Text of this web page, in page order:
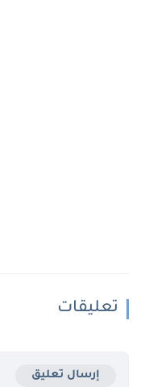
تعليقات
إرسال تعليق